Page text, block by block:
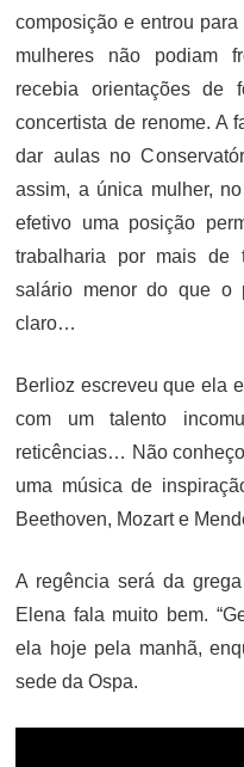
composição e entrou
mulheres não podiam
recebia orientações de
concertista de renome. A
dar aulas no
assim, a única mulher,
efetivo uma posição
trabalharia por mais de
salário menor do que o
claro…
Berlioz escreveu que ela
com um talento
reticências… Não
uma música de
Beethoven, Mozart e
A regência será da
Elena fala muito bem.
ela hoje pela manhã,
sede da Ospa.